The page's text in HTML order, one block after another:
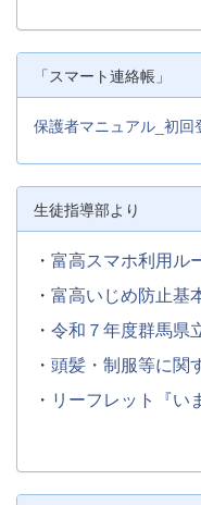
「スマート連絡帳」
保護者マニュアル_初回
生徒指導部より
・ 富高スマホ利用ル
・ 富高いじめ防止基
・ 令和７年度群馬県
・ 頭髪・制服等に関
・ リーフレット『い